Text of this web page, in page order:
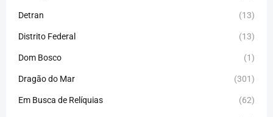
Detran (13)
Distrito Federal (13)
Dom Bosco (1)
Dragão do Mar (301)
Em Busca de Relíquias (62)